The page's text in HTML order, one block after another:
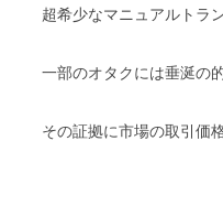
超希少なマニュアルトラ
一部のオタクには垂涎の
その証拠に市場の取引価